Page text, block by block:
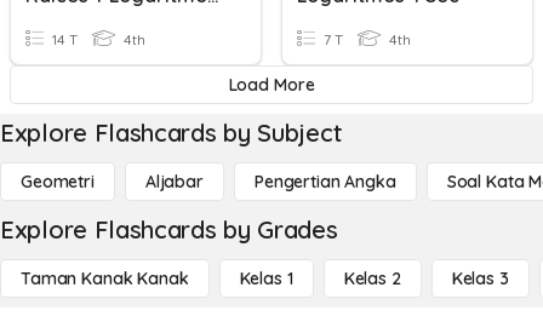
14 T 4th 7 T 4th
Load More
Explore Flashcards by Subject
Geometri Aljabar Pengertian Angka Soal Kata
Explore Flashcards by Grades
Taman Kanak Kanak Kelas 1 Kelas 2 Kelas 3